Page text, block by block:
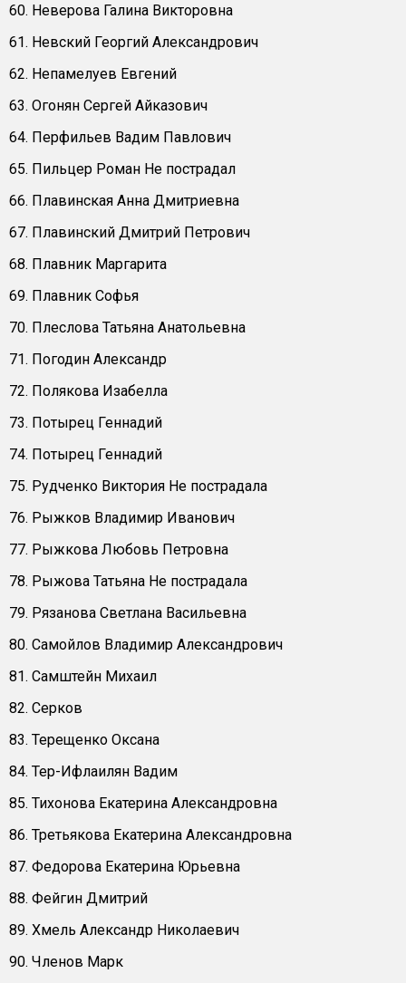
60. Неверова Галина Викторовна
61. Невский Георгий Александрович
62. Непамелуев Евгений
63. Огонян Сергей Айказович
64. Перфильев Вадим Павлович
65. Пильцер Роман Не пострадал
66. Плавинская Анна Дмитриевна
67. Плавинский Дмитрий Петрович
68. Плавник Маргарита
69. Плавник Софья
70. Плеслова Татьяна Анатольевна
71. Погодин Александр
72. Полякова Изабелла
73. Потырец Геннадий
74. Потырец Геннадий
75. Рудченко Виктория Не пострадала
76. Рыжков Владимир Иванович
77. Рыжкова Любовь Петровна
78. Рыжова Татьяна Не пострадала
79. Рязанова Светлана Васильевна
80. Самойлов Владимир Александрович
81. Самштейн Михаил
82. Серков
83. Терещенко Оксана
84. Тер-Ифлаилян Вадим
85. Тихонова Екатерина Александровна
86. Третьякова Екатерина Александровна
87. Федорова Екатерина Юрьевна
88. Фейгин Дмитрий
89. Хмель Александр Николаевич
90. Членов Марк